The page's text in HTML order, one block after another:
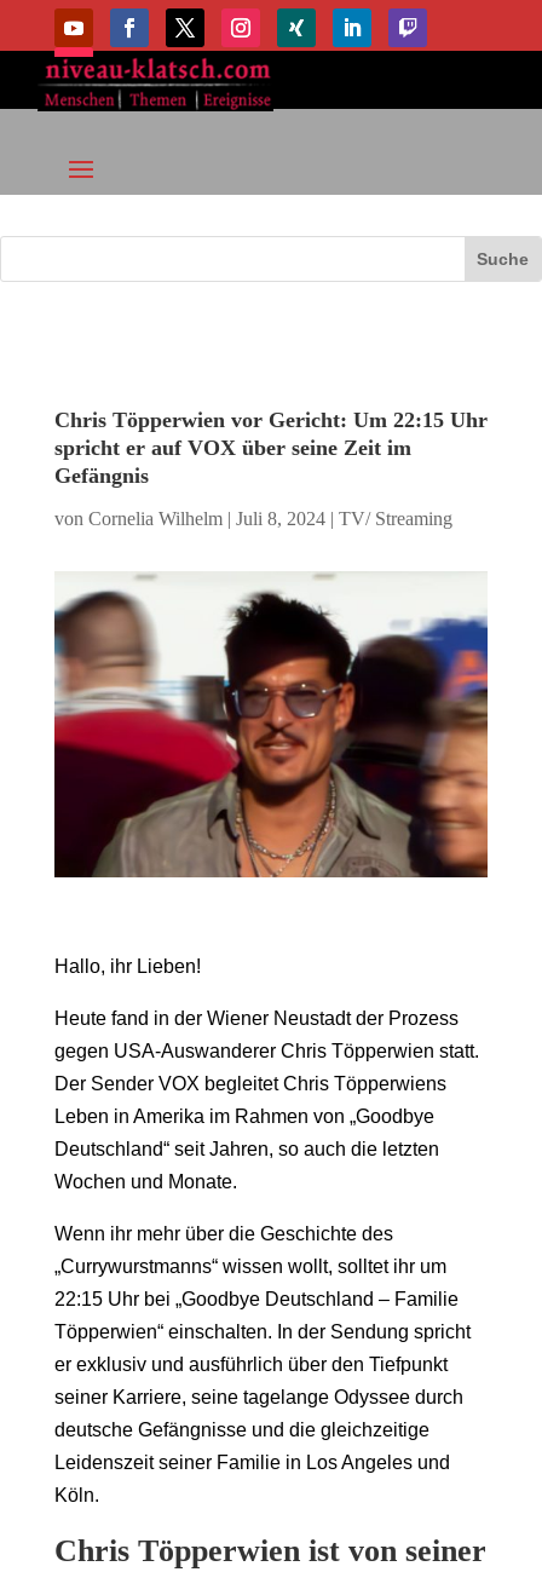
Chris Töpperwien vor Gericht: Um 22:15 Uhr
spricht er auf VOX über seine Zeit im
Gefängnis
von Cornelia Wilhelm| Juli 8, 2024| TV/ Streaming
Hallo, ihr Lieben!
Heute fand in der Wiener Neustadt der Prozess
gegen USA-Auswanderer Chris Töpperwien statt.
Der Sender VOX begleitet Chris Töpperwiens
Leben in Amerika im Rahmen von „Goodbye
Deutschland“ seit Jahren, so auch die letzten
Wochen und Monate.
Wenn ihr mehr über die Geschichte des
„Currywurstmanns“ wissen wollt, solltet ihr um
22:15 Uhr bei „Goodbye Deutschland – Familie
Töpperwien“ einschalten. In der Sendung spricht
er exklusiv und ausführlich über den Tiefpunkt
seiner Karriere, seine tagelange Odyssee durch
deutsche Gefängnisse und die gleichzeitige
Leidenszeit seiner Familie in Los Angeles und
Köln.
Chris Töpperwien ist von seiner